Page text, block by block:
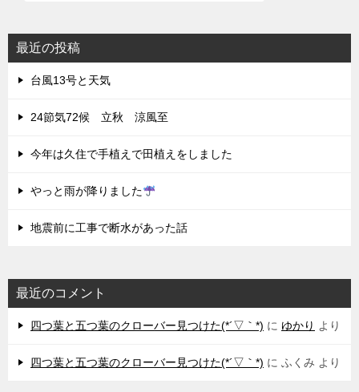
最近の投稿
台風13号と天気
24節気72候 立秋 涼風至
今年は久住で手植えで田植えをしました
やっと雨が降りました
地震前に工事で断水があった話
最近のコメント
四つ葉と五つ葉のクローバー見つけた(*´▽｀*) に ゆかり より
四つ葉と五つ葉のクローバー見つけた(*´▽｀*) に ふくみ より